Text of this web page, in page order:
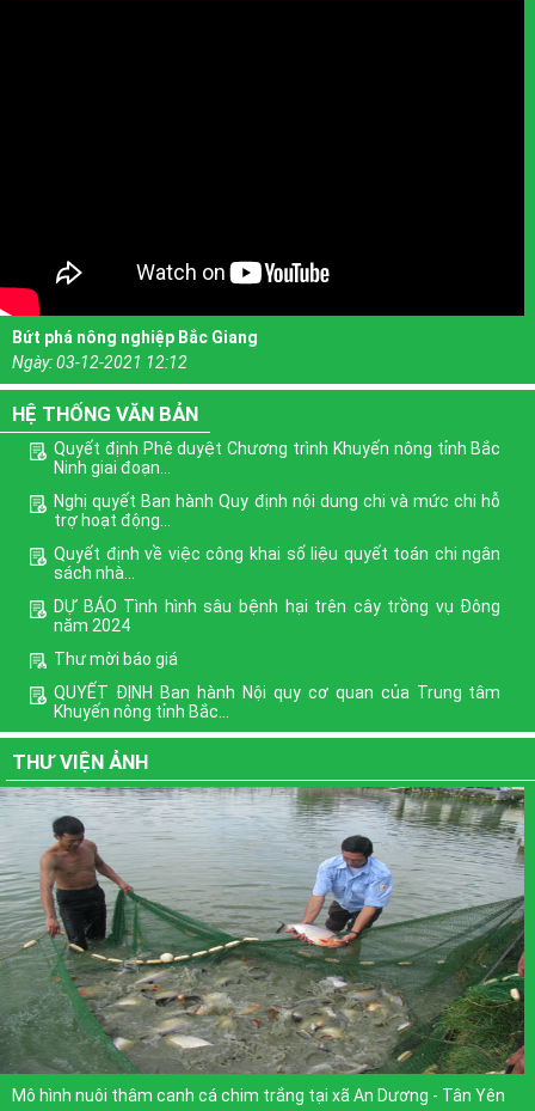
Bứt phá nông nghiệp Bắc Giang
Ngày:03-12-2021 12:12
HỆ THỐNG VĂN BẢN
Quyết định Phê duyệt Chương trình Khuyến nông tỉnh Bắc
Ninh giai đoạn...
Nghị quyết Ban hành Quy định nội dung chi và mức chi hỗ
trợ hoạt động...
Quyết định về việc công khai số liệu quyết toán chi ngân
sách nhà...
DỰ BÁO Tình hình sâu bệnh hại trên cây trồng vụ Đông
năm 2024
Thư mời báo giá
QUYẾT ĐỊNH Ban hành Nội quy cơ quan của Trung tâm
Khuyến nông tỉnh Bắc...
thôn mới giai...
Định hướng nội dung phổ biến giáo dục pháp luật quý III
năm 2022
Xem thêm
THƯ VIỆN ẢNH
Mô hình nuôi thâm canh cá chim trắng tại xã An Dương - Tân Yên